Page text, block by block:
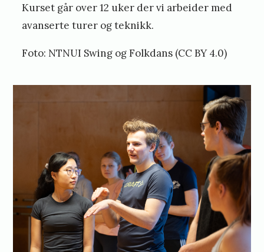
Kurset går over 12 uker der vi arbeider med
avanserte turer og teknikk.
Foto: NTNUI Swing og Folkdans (CC BY 4.0)